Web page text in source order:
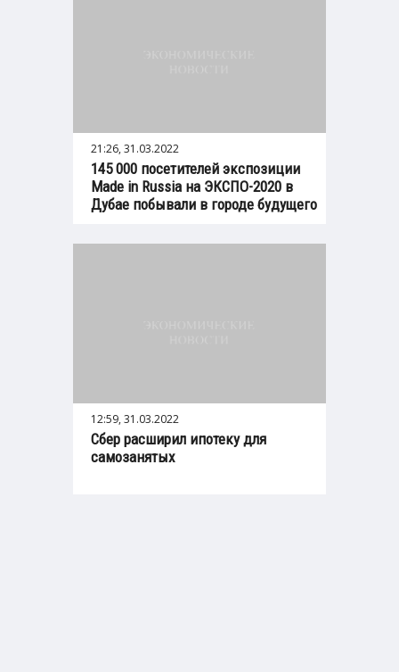
21:26, 31.03.2022
145 000 посетителей экспозиции
Made in Russia на ЭКСПО-2020 в
Дубае побывали в городе будущего
12:59, 31.03.2022
Сбер расширил ипотеку для
самозанятых